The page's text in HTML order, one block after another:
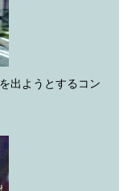
出ようとするコン